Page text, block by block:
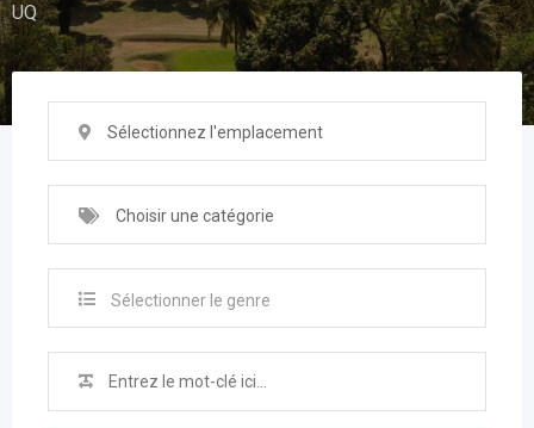
UQ
Sélectionnez l'emplacement
Choisir une catégorie
Sélectionner le genre